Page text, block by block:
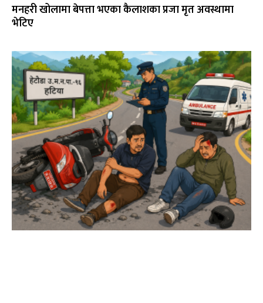
मनहरी खोलामा बेपत्ता भएका कैलाशका प्रजा मृत अवस्थामा
भेटिए